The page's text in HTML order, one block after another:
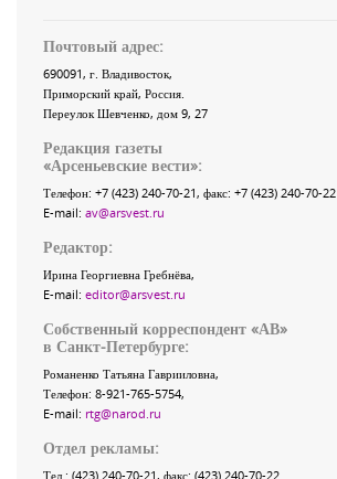
Почтовый адрес:
690091, г. Владивосток,
Приморский край, Россия
Переулок Шевченко, дом 9, 27
Редакция газеты
«Арсеньевские вести»:
Телефон: +7 (423) 240-70-21, факс: +7 (423) 240-70-22
E-mail: av@arsvest.ru
Редактор:
Ирина Георгиевна Гребнёва,
E-mail: editor@arsvest.ru
Собственный корреспондент «АВ»
в Санкт-Петербурге:
Романенко Татьяна Гаврииловна,
Телефон: 8-921-765-5754,
E-mail: rtg@narod.ru
Отдел рекламы:
Тел.: (423) 240-70-21, факс: (423) 240-70-22